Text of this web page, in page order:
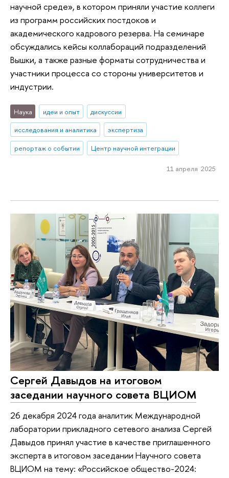
научной среде», в котором приняли участие коллеги
из программ российских постдоков и
академического кадрового резерва. На семинаре
обсуждались кейсы коллабораций подразделений
Вышки, а также разные форматы сотрудничества и
участники процесса со стороны университетов и
индустрии.
Наука идеи и опыт
дискуссии
исследования и аналитика
экспертиза
репортаж о событии
Центр научной интеграции
11 апреля 2025
Сергей Давыдов на итоговом
заседании научного совета ВЦИОМ
26 декабря 2024 года аналитик Международной
лаборатории прикладного сетевого анализа Сергей
Давыдов принял участие в качестве приглашенного
эксперта в итоговом заседании Научного совета
ВЦИОМ на тему: «Российское общество-2024: